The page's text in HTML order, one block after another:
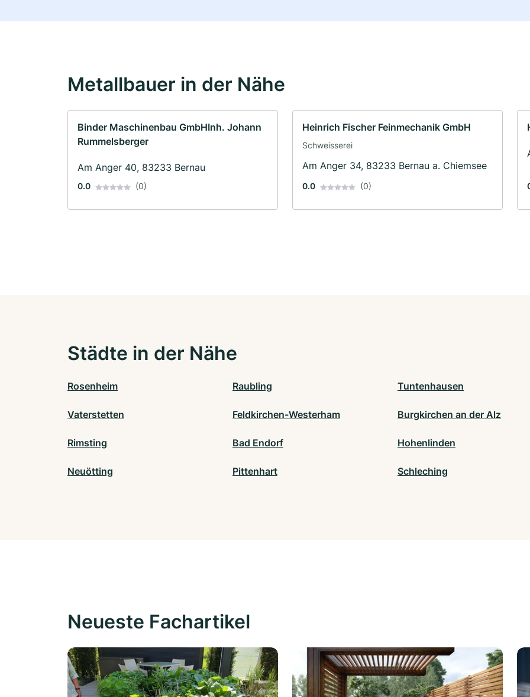
Metallbauer in der Nähe
Binder Maschinenbau GmbHInh. Johann
Rummelsberger
Am Anger 40, 83233 Bernau
0.0 (0)
Heinrich Fischer Feinmechanik GmbH
Schweisserei
Am Anger 34, 83233 Bernau a. Chiemsee
0.0 (0)
Städte in der Nähe
Rosenheim Raubling Tuntenhausen
Vaterstetten Feldkirchen-Westerham Burgkirchen an der Alz
Rimsting Bad Endorf Hohenlinden
Neuötting Pittenhart Schleching
Neueste Fachartikel